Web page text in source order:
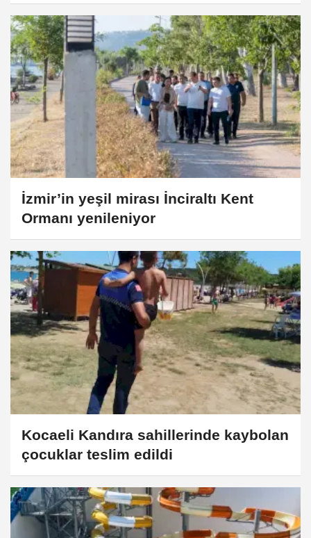
İzmir’in yeşil mirası İnciraltı Kent
Ormanı yenileniyor
Kocaeli Kandıra sahillerinde kaybolan
çocuklar teslim edildi